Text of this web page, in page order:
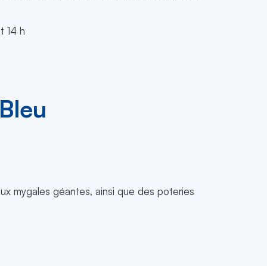
14 h
mygales géantes, ainsi que des poteries